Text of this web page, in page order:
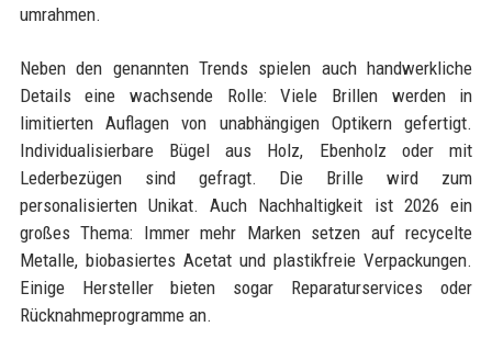
umrahmen.
Neben den genannten Trends spielen auch handwerkliche
Details eine wachsende Rolle: Viele Brillen werden in
limitierten Auflagen von unabhängigen Optikern gefertigt.
Individualisierbare Bügel aus Holz, Ebenholz oder mit
Lederbezügen sind gefragt. Die Brille wird zum
personalisierten Unikat. Auch Nachhaltigkeit ist 2026 ein
großes Thema: Immer mehr Marken setzen auf recycelte
Metalle, biobasiertes Acetat und plastikfreie Verpackungen.
Einige Hersteller bieten sogar Reparaturservices oder
Rücknahmeprogramme an.